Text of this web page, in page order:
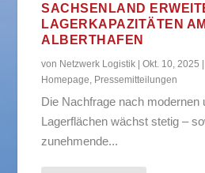
SACHSENLAND
LAGERKAPAZITÄTEN
ALBERTHAFEN
von Netzwerk Logistik |Okt. 10, 2025 |
Homepage Pressemitteilungen
Die Nachfrage nach modernen
Lagerflächen wächst stetig –
zunehmende...